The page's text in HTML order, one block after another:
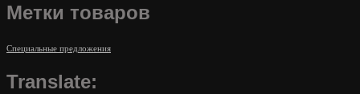
Метки товаров
Специальные предложения
Translate: